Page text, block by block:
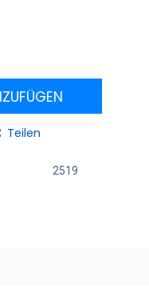
Teilen
2519